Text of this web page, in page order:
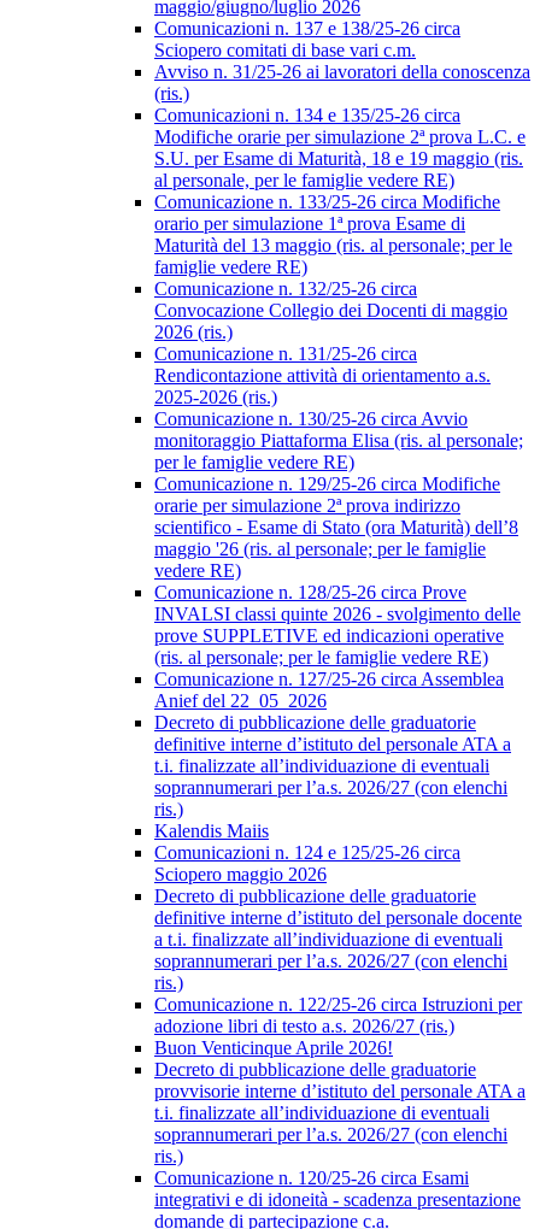
maggio/giugno/luglio 2026
Comunicazioni n. 137 e 138/25-26 circa
Sciopero comitati di base vari c.m.
Avviso n. 31/25-26 ai lavoratori della conoscenza
(ris.)
Comunicazioni n. 134 e 135/25-26 circa
Modifiche orarie per simulazione 2ª prova L.C. e
S.U. per Esame di Maturità, 18 e 19 maggio (ris.
al personale, per le famiglie vedere RE)
Comunicazione n. 133/25-26 circa Modifiche
orario per simulazione 1ª prova Esame di
Maturità del 13 maggio (ris. al personale; per le
famiglie vedere RE)
Comunicazione n. 132/25-26 circa
Convocazione Collegio dei Docenti di maggio
2026 (ris.)
Comunicazione n. 131/25-26 circa
Rendicontazione attività di orientamento a.s.
2025-2026 (ris.)
Comunicazione n. 130/25-26 circa Avvio
monitoraggio Piattaforma Elisa (ris. al personale;
per le famiglie vedere RE)
Comunicazione n. 129/25-26 circa Modifiche
orarie per simulazione 2ª prova indirizzo
scientifico - Esame di Stato (ora Maturità) dell’8
maggio '26 (ris. al personale; per le famiglie
vedere RE)
Comunicazione n. 128/25-26 circa Prove
INVALSI classi quinte 2026 - svolgimento delle
prove SUPPLETIVE ed indicazioni operative
(ris. al personale; per le famiglie vedere RE)
Comunicazione n. 127/25-26 circa Assemblea
Anief del 22_05_2026
Decreto di pubblicazione delle graduatorie
definitive interne d’istituto del personale ATA a
t.i. finalizzate all’individuazione di eventuali
soprannumerari per l’a.s. 2026/27 (con elenchi
ris.)
Kalendis Maiis
Comunicazioni n. 124 e 125/25-26 circa
Sciopero maggio 2026
Decreto di pubblicazione delle graduatorie
definitive interne d’istituto del personale docente
a t.i. finalizzate all’individuazione di eventuali
soprannumerari per l’a.s. 2026/27 (con elenchi
ris.)
Comunicazione n. 122/25-26 circa Istruzioni per
adozione libri di testo a.s. 2026/27 (ris.)
Buon Venticinque Aprile 2026!
Decreto di pubblicazione delle graduatorie
provvisorie interne d’istituto del personale ATA a
t.i. finalizzate all’individuazione di eventuali
soprannumerari per l’a.s. 2026/27 (con elenchi
ris.)
Comunicazione n. 120/25-26 circa Esami
integrativi e di idoneità - scadenza presentazione
domande di partecipazione c.a.